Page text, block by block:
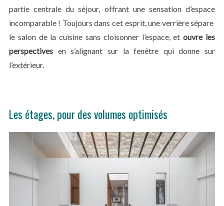
partie centrale du séjour, offrant une sensation d’espace
incomparable ! Toujours dans cet esprit, une verrière sépare
le salon de la cuisine sans cloisonner l’espace, et ouvre les
perspectivesen s’alignant sur la fenêtre qui donne sur
l’extérieur.
Les étages, pour des volumes optimisés